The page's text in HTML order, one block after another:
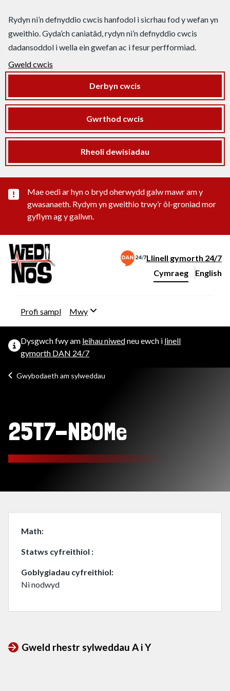
Rydyn ni’n defnyddio cwcis hanfodol i sicrhau fod y wefan yn
gweithio. Gyda’ch caniatâd, rydyn ni’n defnyddio cwcis
dadansoddol i wella ein gwefan ac i fesur perfformiad.
Gweld cwcis
Derbyn cwcis
Gwrthod cwcis
Rheoli dewisiadau
Rhybudd sylwedd pwysig
Mae oedi ar hyn o bryd oherwydd galw mawr am y
gwasanaeth. Rydym yn gweithio trwy’r ôl-groniad mor
gyflym ag y gallwn.
Llinell gymorth 24/7
Newid iaith y wefan
Cymraeg English
–
Profi sampl Mwy
Dysgwch fwy am leihau niwedneu ewch i linell
gymorth DAN 24/7
Gwybodaeth am sylweddau
25T7-NBOMe
Math
Statws cyfreithiol
Goblygiadau cyfreithiol
Ni nodwyd
Gweld rhestr sylweddau A i Y